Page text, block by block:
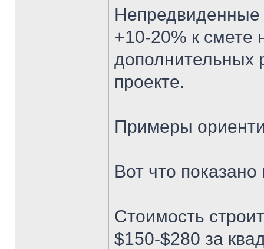
Непредвиденные
+10-20% к смете
дополнительных
проекте.
Примеры
Вот что показано
Стоимость
$150-$280 за